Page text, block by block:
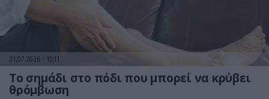
31.07.2026 15:11
Το σημάδι στο πόδι που μπορεί να κρύβει
θρόμβωση